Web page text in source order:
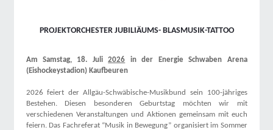
PROJEKTORCHESTER JUBILIÄUMS- BLASMUSIK-TATTOO
Am Samstag, 18. Juli2026 in der Energie Schwaben Arena
(Eishockeystadion) Kaufbeuren
2026 feiert der Allgäu-Schwäbische-Musikbund sein 100-jähriges
Bestehen. Diesen besonderen Geburtstag möchten wir mit
verschiedenen Veranstaltungen und Aktionen gemeinsam mit euch
feiern. Das Fachreferat “Musik in Bewegung” organisiert im Sommer